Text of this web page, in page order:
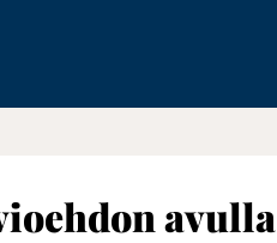
avulla